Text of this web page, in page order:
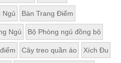
Ngủ Bàn Trang Điểm
Ngủ Bộ Phòng ngủ đồng bộ
Cây treo quần áo Xích Đu